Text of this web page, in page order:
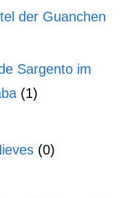
der Guanchen
Sargento im
(1)
(0)